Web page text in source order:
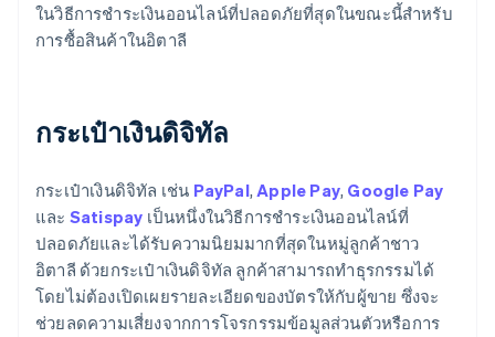
ในวิธีการชำระเงินออนไลน์ที่ปลอดภัยที่สุดในขณะนี้สำหรับ
การซื้อสินค้าในอิตาลี
กระเป๋าเงินดิจิทัล
กระเป๋าเงินดิจิทัล เช่น PayPal,Apple Pay, Google Pay
และ Satispay เป็นหนึ่งในวิธีการชำระเงินออนไลน์ที่
ปลอดภัยและได้รับความนิยมมากที่สุดในหมู่ลูกค้าชาว
อิตาลี ด้วยกระเป๋าเงินดิจิทัล ลูกค้าสามารถทำธุรกรรมได้
โดยไม่ต้องเปิดเผยรายละเอียดของบัตรให้กับผู้ขาย ซึ่งจะ
ช่วยลดความเสี่ยงจากการโจรกรรมข้อมูลส่วนตัวหรือการ